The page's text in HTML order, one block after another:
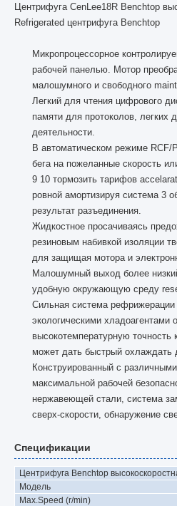
Центрифуга CenLee18R Benchtop
Refrigerated центрифуга Benchtop
Микропроцессорное
рабочей панелью. Мотор
малошумного и свободного
Легкий для чтения цифрового
памяти для протоколов, легких
деятельности.
В автоматическом режиме RCF/
бега на пожеланные скорость
9 10 тормозить тарифов
ровной амортизируя система 3
результат разъединения.
Жидкостное просачиваясь
резиновым набивкой изоляции
для защищая мотора и
Малошумный выход более
удобную окружающую среду
Сильная система
экологическими хладоагентами
высокотемпературную
может дать быстрый охлаждать
Конструированный с
максимальной рабочей
нержавеющей стали, система
сверх-скорости, обнаружение
Спецификации
Центрифуга Benchtop
Модель
Max.Speed (r/min)